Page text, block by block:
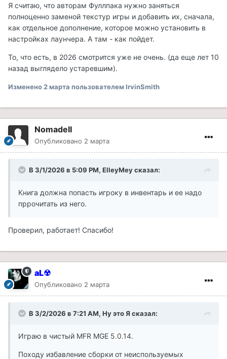
Я считаю, что авторам Фуллпака нужно заняться
полноценно заменой текстур игры и добавить их, сначала,
как отдельное дополнение, которое можно установить в
настройках лаунчера. А там - как пойдет.
То, что есть, в 2026 смотрится уже не очень. (да еще лет 10
назад выглядело устаревшим).
Изменено 2 марта пользователем IrvinSmith
NomadeII
Опубликовано 2 марта
В 3/1/2026 в 5:09 PM, ElleyMeyсказал:
Книга должна попасть игроку в инвентарь и ее надо
пррочитать из него.
Проверил, работает! Спасибо!
aL☢
Опубликовано 2 марта
В 3/2/2026 в 7:21 AM, Ну это Я сказал:
Играю в чистый MFR MGE 5.0.14.
Походу избавление сборки от неиспользуемых